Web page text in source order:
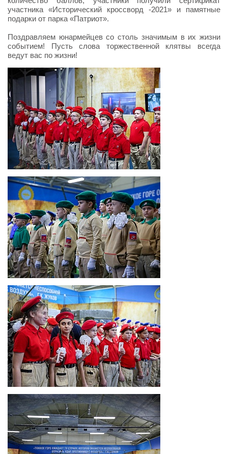
участника «Исторический кроссворд -2021» и памятные
подарки от парка «Патриот».
Поздравляем юнармейцев со столь значимым в их жизни
событием! Пусть слова торжественной клятвы всегда
ведут вас по жизни!